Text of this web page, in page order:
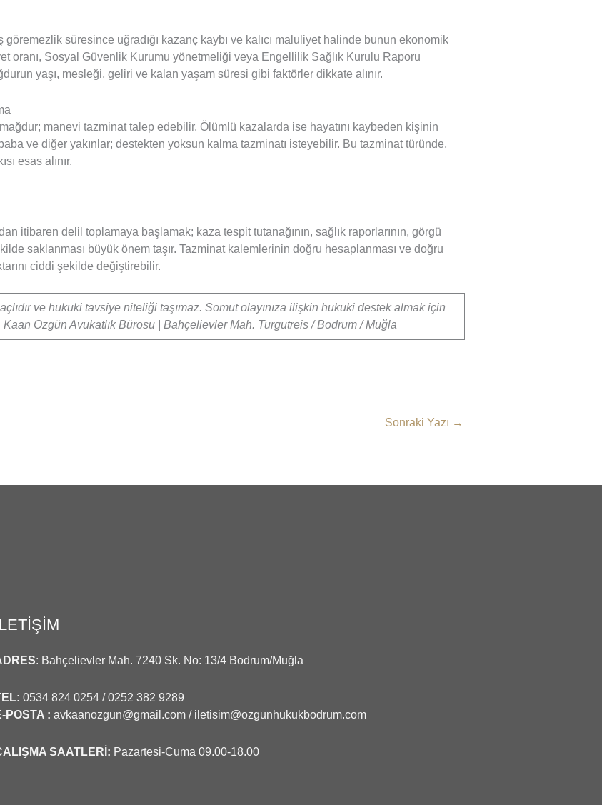
süresince uğradığı kazanç kaybı ve kalıcı maluliyet halinde bunun ekonomik
oranı, Sosyal Güvenlik Kurumu yönetmeliği veya Engellilik Sağlık Kurulu Raporu
yaşı, mesleği, geliri ve kalan yaşam süresi gibi faktörler dikkate alınır.
manevi tazminat talep edebilir. Ölümlü kazalarda ise hayatını kaybeden kişinin
ve diğer yakınlar; destekten yoksun kalma tazminatı isteyebilir. Bu tazminat türünde,
esas alınır.
itibaren delil toplamaya başlamak; kaza tespit tutanağının, sağlık raporlarının, görgü
saklanması büyük önem taşır. Tazminat kalemlerinin doğru hesaplanması ve doğru
ciddi şekilde değiştirebilir.
ve hukuki tavsiye niteliği taşımaz. Somut olayınıza ilişkin hukuki destek almak için
Özgün Avukatlık Bürosu | Bahçelievler Mah. Turgutreis / Bodrum / Muğla
Sonraki Yazı →
: Bahçelievler Mah. 7240 Sk. No: 13/4 Bodrum/Muğla
0534 824 0254 / 0252 382 9289
POSTA : avkaanozgun@gmail.com / iletisim@ozgunhukukbodrum.com
SAATLERİ: Pazartesi-Cuma 09.00-18.00